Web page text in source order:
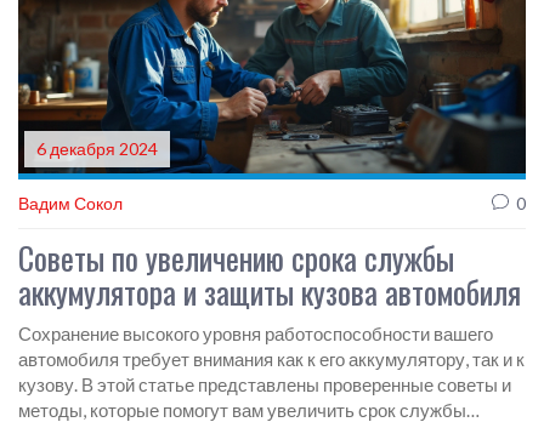
6 декабря 2024
Вадим Сокол 0
Советы по увеличению срока службы
аккумулятора и защиты кузова автомобиля
Сохранение высокого уровня работоспособности вашего
автомобиля требует внимания как к его аккумулятору, так и к
кузову. В этой статье представлены проверенные советы и
методы, которые помогут вам увеличить срок службы